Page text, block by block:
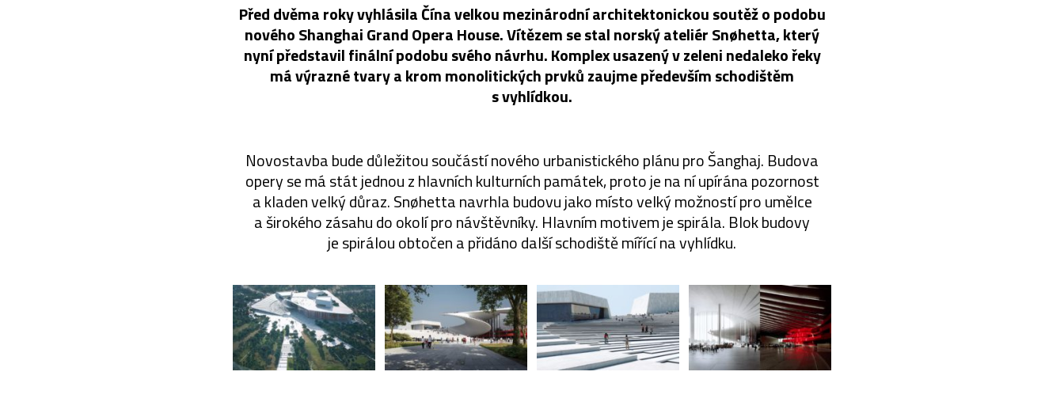
Před dvěma roky vyhlásila Čína velkou mezinárodní architektonickou soutěž o podobu
nového Shanghai Grand Opera House. Vítězem se stal norský ateliér Snøhetta, který
nyní představil finální podobu svého návrhu. Komplex usazený v zeleni nedaleko řeky
má výrazné tvary a krom monolitických prvků zaujme především schodištěm
s vyhlídkou.
Novostavba bude důležitou součástí nového urbanistického plánu pro Šanghaj. Budova
opery se má stát jednou z hlavních kulturních památek, proto je na ní upírána pozornost
a kladen velký důraz. Snøhetta navrhla budovu jako místo velký možností pro umělce
a širokého zásahu do okolí pro návštěvníky. Hlavním motivem je spirála. Blok budovy
je spirálou obtočen a přidáno další schodiště mířící na vyhlídku.